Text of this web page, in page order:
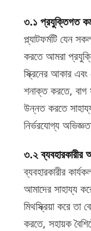
৩.১ প্রযুক্তিগত
প্ল্যাটফর্মটি যেন
করতে আমরা
স্ক্রিনের আকার
শনাক্ত করতে, বাগ
উন্নত করতে
নির্ভরযোগ্য
৩.২ ব্যবহারকারীর
ব্যবহারকারীর
আমাদের সাহায্য
মিথস্ক্রিয়া করে
করতে, সহায়ক